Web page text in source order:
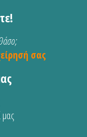
σας
μας